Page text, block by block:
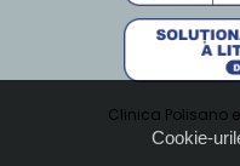
Cookie-
Clinica Polisano